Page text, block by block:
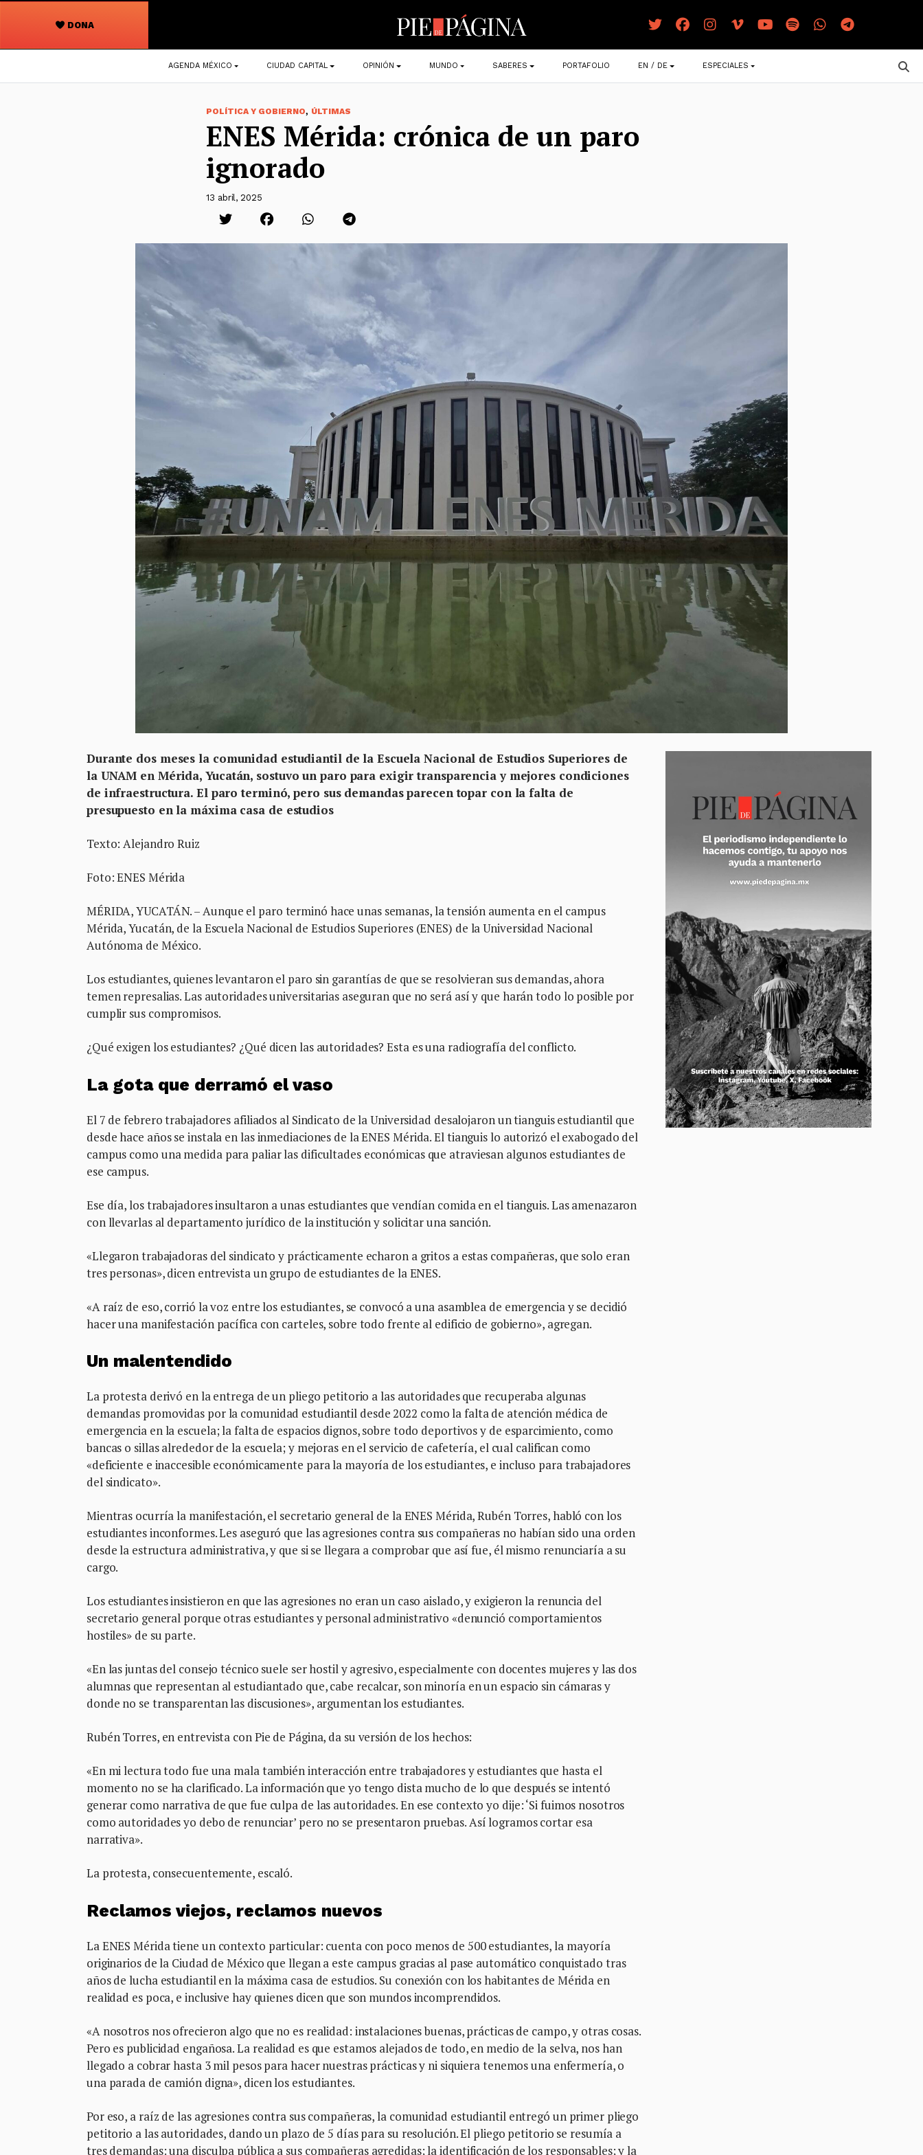
DONA
Navegación
principal
AGENDA MÉXICO CIUDAD CAPITAL OPINIÓN MUNDO SABERES PORTAFOLIO EN / DE ESPECIALES
POLÍTICA Y GOBIERNO, ÚLTIMAS
ENES Mérida: crónica de un paro
ignorado
13 abril, 2025
Durante dos meses la comunidad estudiantil de la Escuela Nacional de Estudios Superiores de
la UNAM en Mérida, Yucatán, sostuvo un paro para exigir transparencia y mejores condiciones
de infraestructura. El paro terminó, pero sus demandas parecen topar con la falta de
presupuesto en la máxima casa de estudios
Texto: Alejandro Ruiz
Foto: ENES Mérida
MÉRIDA, YUCATÁN. – Aunque el paro terminó hace unas semanas, la tensión aumenta en el campus
Mérida, Yucatán, de la Escuela Nacional de Estudios Superiores (ENES) de la Universidad Nacional
Autónoma de México.
Los estudiantes, quienes levantaron el paro sin garantías de que se resolvieran sus demandas, ahora
temen represalias. Las autoridades universitarias aseguran que no será así y que harán todo lo posible por
cumplir sus compromisos.
¿Qué exigen los estudiantes? ¿Qué dicen las autoridades? Esta es una radiografía del conflicto.
La gota que derramó el vaso
El 7 de febrero trabajadores afiliados al Sindicato de la Universidad desalojaron un tianguis estudiantil que
desde hace años se instala en las inmediaciones de la ENES Mérida. El tianguis lo autorizó el exabogado del
campus como una medida para paliar las dificultades económicas que atraviesan algunos estudiantes de
ese campus.
Ese día, los trabajadores insultaron a unas estudiantes que vendían comida en el tianguis. Las amenazaron
con llevarlas al departamento jurídico de la institución y solicitar una sanción.
«Llegaron trabajadoras del sindicato y prácticamente echaron a gritos a estas compañeras, que solo eran
tres personas», dicen entrevista un grupo de estudiantes de la ENES.
«A raíz de eso, corrió la voz entre los estudiantes, se convocó a una asamblea de emergencia y se decidió
hacer una manifestación pacífica con carteles, sobre todo frente al edificio de gobierno», agregan.
Un malentendido
La protesta derivó en la entrega de un pliego petitorio a las autoridades que recuperaba algunas
demandas promovidas por la comunidad estudiantil desde 2022 como la falta de atención médica de
emergencia en la escuela; la falta de espacios dignos, sobre todo deportivos y de esparcimiento, como
bancas o sillas alrededor de la escuela; y mejoras en el servicio de cafetería, el cual califican como
«deficiente e inaccesible económicamente para la mayoría de los estudiantes, e incluso para trabajadores
del sindicato».
Mientras ocurría la manifestación, el secretario general de la ENES Mérida, Rubén Torres, habló con los
estudiantes inconformes. Les aseguró que las agresiones contra sus compañeras no habían sido una orden
desde la estructura administrativa, y que si se llegara a comprobar que así fue, él mismo renunciaría a su
cargo.
Los estudiantes insistieron en que las agresiones no eran un caso aislado, y exigieron la renuncia del
secretario general porque otras estudiantes y personal administrativo «denunció comportamientos
hostiles» de su parte.
«En las juntas del consejo técnico suele ser hostil y agresivo, especialmente con docentes mujeres y las dos
alumnas que representan al estudiantado que, cabe recalcar, son minoría en un espacio sin cámaras y
donde no se transparentan las discusiones», argumentan los estudiantes.
Rubén Torres, en entrevista con Pie de Página, da su versión de los hechos:
«En mi lectura todo fue una mala también interacción entre trabajadores y estudiantes que hasta el
momento no se ha clarificado. La información que yo tengo dista mucho de lo que después se intentó
generar como narrativa de que fue culpa de las autoridades. En ese contexto yo dije: ‘Si fuimos nosotros
como autoridades yo debo de renunciar’ pero no se presentaron pruebas. Así logramos cortar esa
narrativa».
La protesta, consecuentemente, escaló.
Reclamos viejos, reclamos nuevos
La ENES Mérida tiene un contexto particular: cuenta con poco menos de 500 estudiantes, la mayoría
originarios de la Ciudad de México que llegan a este campus gracias al pase automático conquistado tras
años de lucha estudiantil en la máxima casa de estudios. Su conexión con los habitantes de Mérida en
realidad es poca, e inclusive hay quienes dicen que son mundos incomprendidos.
«A nosotros nos ofrecieron algo que no es realidad: instalaciones buenas, prácticas de campo, y otras cosas.
Pero es publicidad engañosa. La realidad es que estamos alejados de todo, en medio de la selva, nos han
llegado a cobrar hasta 3 mil pesos para hacer nuestras prácticas y ni siquiera tenemos una enfermería, o
una parada de camión digna», dicen los estudiantes.
Por eso, a raíz de las agresiones contra sus compañeras, la comunidad estudiantil entregó un primer pliego
petitorio a las autoridades, dando un plazo de 5 días para su resolución. El pliego petitorio se resumía a
tres demandas: una disculpa pública a sus compañeras agredidas; la identificación de los responsables; y la